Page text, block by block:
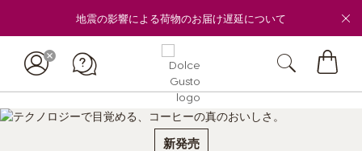
地震の影響による荷物のお届け遅延について
新発売